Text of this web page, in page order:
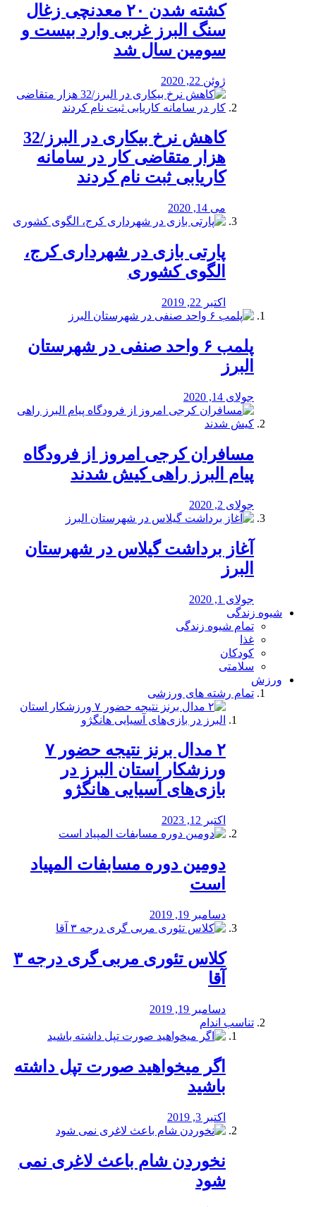
کشته شدن ۲۰ معدنچی زغال
سنگ البرز غربی وارد بیست و
سومین سال شد
ژوئن 22, 2020
کاهش نرخ بیکاری در البرز/32
هزار متقاضی کار در سامانه
کاریابی ثبت نام کردند
می 14, 2020
پارتی بازی در شهرداری کرج،
الگوی کشوری
اکتبر 22, 2019
پلمب ۶ واحد صنفی در شهرستان
البرز
جولای 14, 2020
مسافران کرجی امروز از فرودگاه
پیام البرز راهی کیش شدند
جولای 2, 2020
آغاز برداشت گیلاس در شهرستان
البرز
جولای 1, 2020
شیوه زندگی
تمام شیوه زندگی
غذا
کودکان
سلامتی
ورزش
تمام رشته های ورزشی
۲ مدال برنز نتیجه حضور ۷
ورزشکار استان البرز در
بازی‌های آسیایی هانگژو
اکتبر 12, 2023
دومین دوره مسابفات المپیاد
است
دسامبر 19, 2019
کلاس تئوری مربی گری درجه ۳
آقا
دسامبر 19, 2019
تناسب اندام
اگر میخواهید صورت تپل داشته
باشید
اکتبر 3, 2019
نخوردن شام باعث لاغری نمی
‌شود